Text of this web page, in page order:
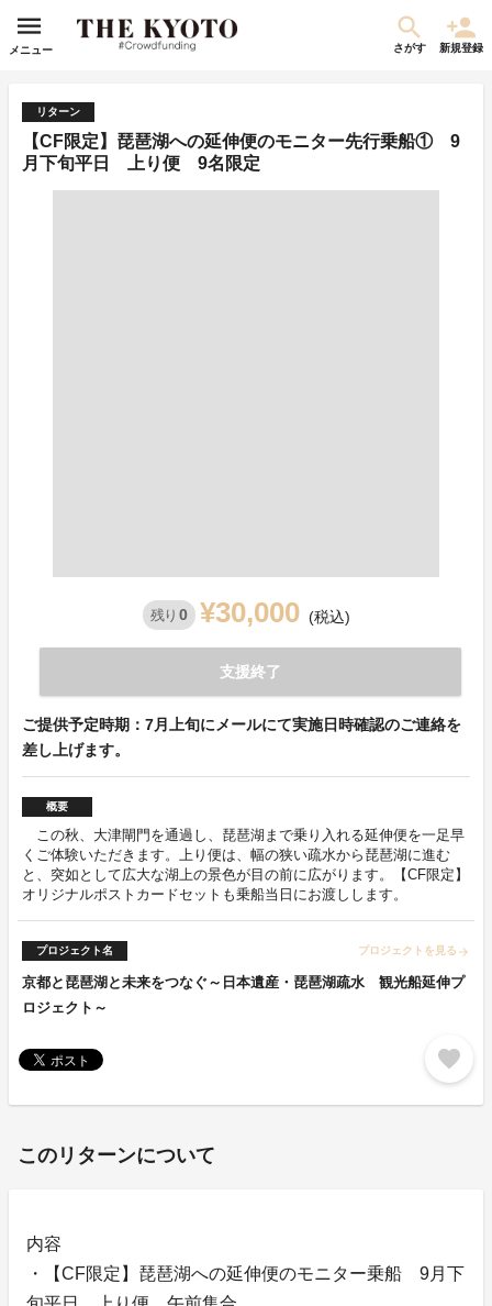
メニュー さがす 新規登録
リターン
【CF限定】琵琶湖への延伸便のモニター先行乗船① 9
月下旬平日 上り便 9名限定
残り 0 ¥30,000 (税込)
支援終了
ご提供予定時期：7月上旬にメールにて実施日時確認のご連絡を
差し上げます。
概要
この秋、大津閘門を通過し、琵琶湖まで乗り入れる延伸便を一足早
くご体験いただきます。上り便は、幅の狭い疏水から琵琶湖に進む
と、突如として広大な湖上の景色が目の前に広がります。【CF限定】
オリジナルポストカードセットも乗船当日にお渡しします。
プロジェクト名 プロジェクトを見る arrow_forward
京都と琵琶湖と未来をつなぐ～日本遺産・琵琶湖疏水 観光船延伸プ
ロジェクト～
favorite
このリターンについて
内容
・【CF限定】琵琶湖への延伸便のモニター乗船 9月下